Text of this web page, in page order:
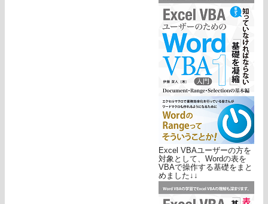
Excel VBAユーザーの方を
対象として、Wordの表を
VBAで操作する基礎をまと
めました↓↓